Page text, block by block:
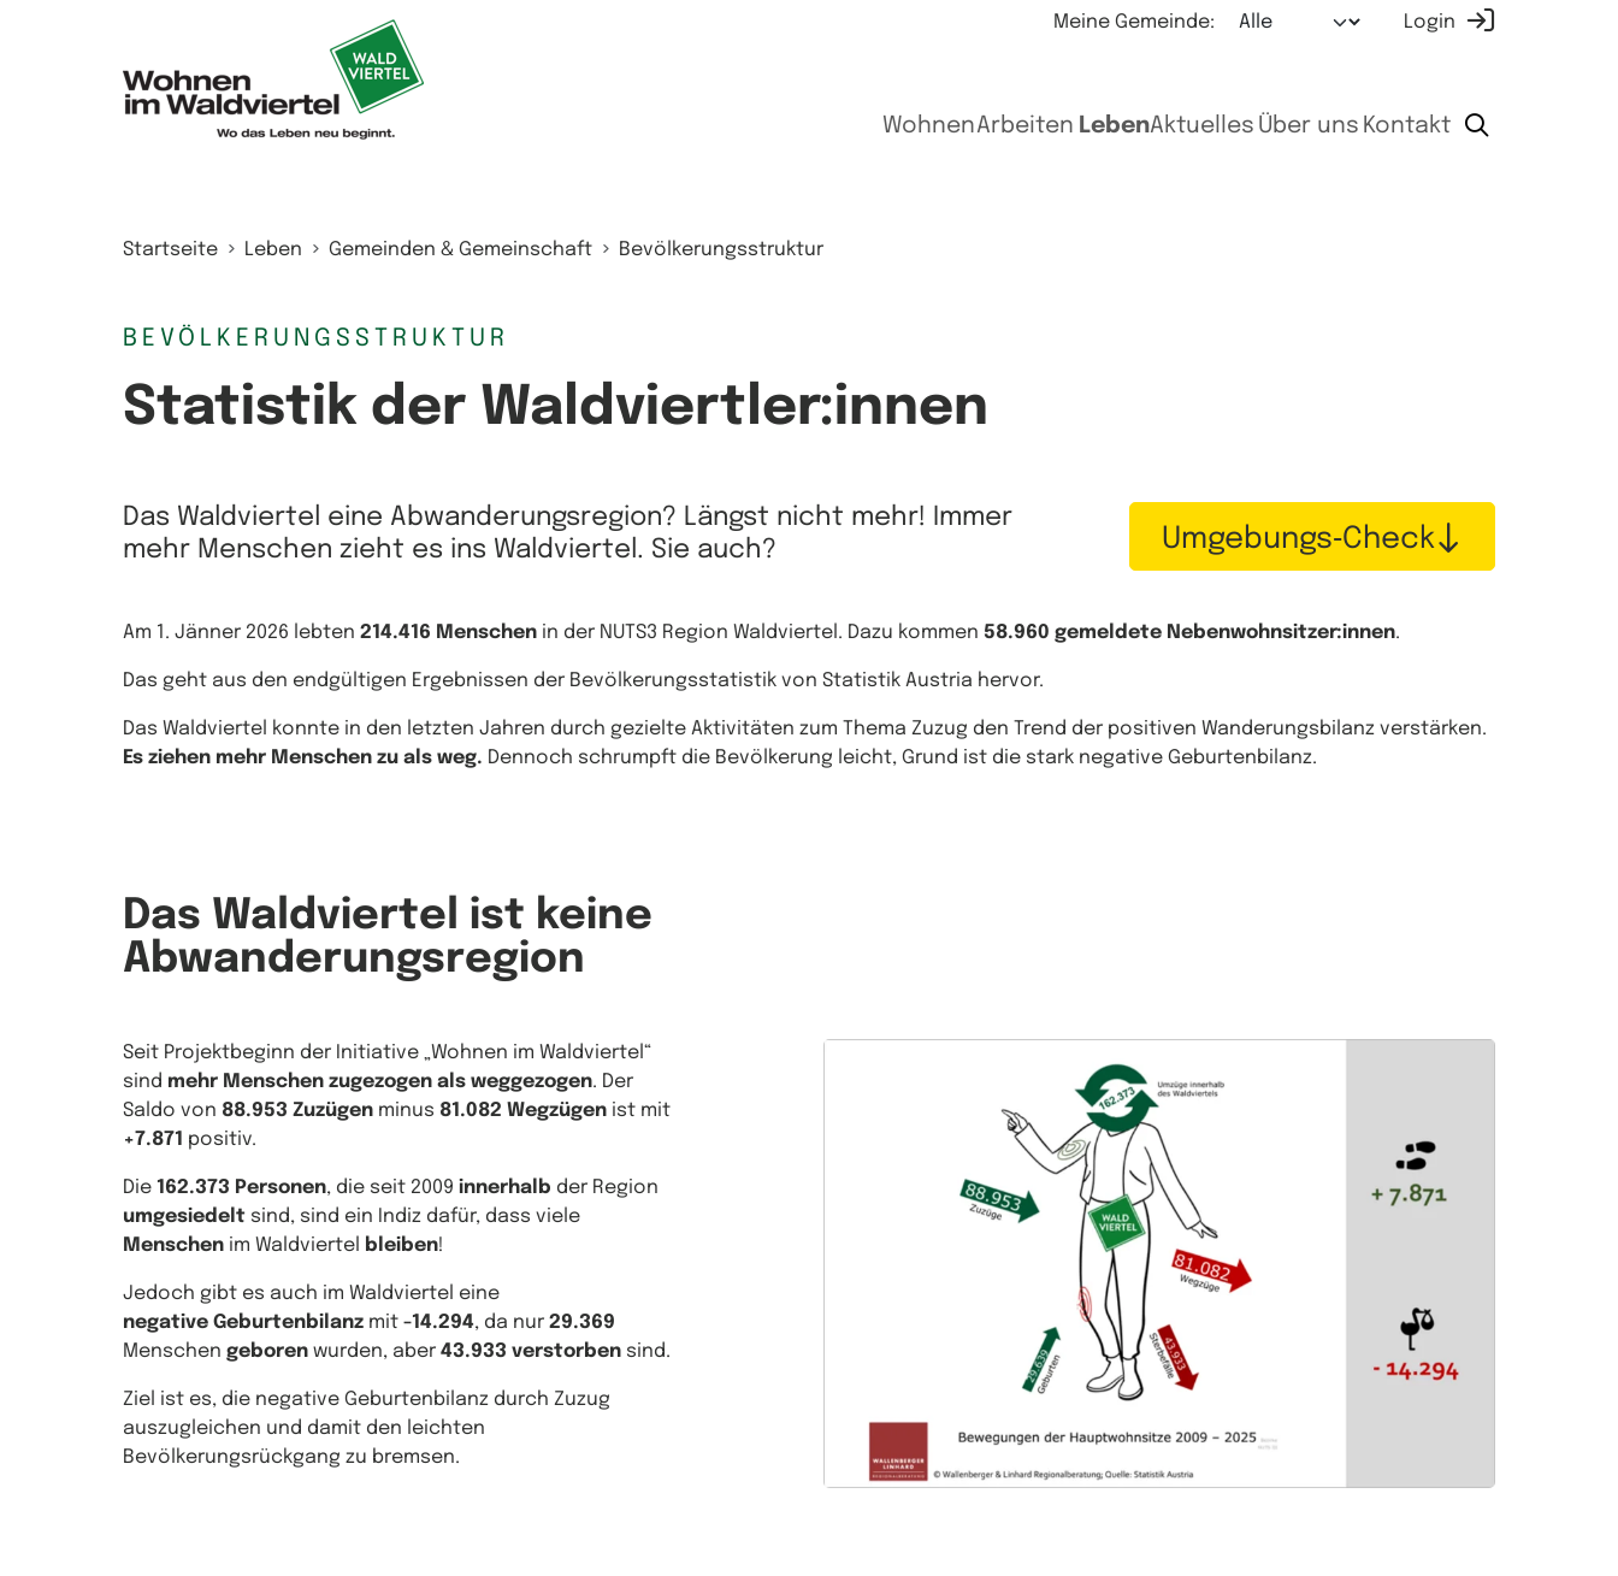
Meine Gemeinde: Login
WohnenArbeiten LebenAktuelles Über uns Kontakt
Startseite Leben Gemeinden & Gemeinschaft Bevölkerungsstruktur
BEVÖLKERUNGSSTRUKTUR
Statistik der Waldviertler:innen
Das Waldviertel eine Abwanderungsregion? Längst nicht mehr! Immer
mehr Menschen zieht es ins Waldviertel. Sie auch?
Umgebungs‑Check
Am 1. Jänner 2026 lebten 214.416 Menschen in der NUTS3 Region Waldviertel. Dazu kommen 58.960 gemeldete Nebenwohnsitzer:innen.
Das geht aus den endgültigen Ergebnissen der Bevölkerungsstatistik von Statistik Austria hervor.
Das Waldviertel konnte in den letzten Jahren durch gezielte Aktivitäten zum Thema Zuzug den Trend der positiven Wanderungsbilanz verstärken.
Es ziehen mehr Menschen zu als weg. Dennoch schrumpft die Bevölkerung leicht, Grund ist die stark negative Geburtenbilanz.
Das Waldviertel ist keine
Abwanderungsregion
Seit Projektbeginn der Initiative „Wohnen im Waldviertel“
sind mehr Menschen zugezogen als weggezogen. Der
Saldo von 88.953 Zuzügen minus 81.082 Wegzügen ist mit
+7.871 positiv.
Die 162.373 Personen, die seit 2009 innerhalb der Region
umgesiedelt sind, sind ein Indiz dafür, dass viele
Menschen im Waldviertel bleiben!
Jedoch gibt es auch im Waldviertel eine
negative Geburtenbilanz mit -14.294, da nur 29.369
Menschen geboren wurden, aber 43.933 verstorben sind.
Ziel ist es, die negative Geburtenbilanz durch Zuzug
auszugleichen und damit den leichten
Bevölkerungsrückgang zu bremsen.